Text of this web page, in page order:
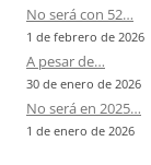
No será con 52…
1 de febrero de 2026
A pesar de…
30 de enero de 2026
No será en 2025…
1 de enero de 2026